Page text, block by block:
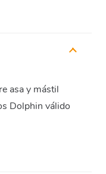
asa y mástil
Dolphin válido